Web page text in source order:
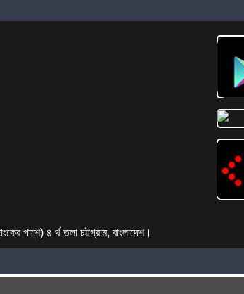
পাশে) ৪ র্থ তলা চট্টগ্রাম, বাংলাদেশ।